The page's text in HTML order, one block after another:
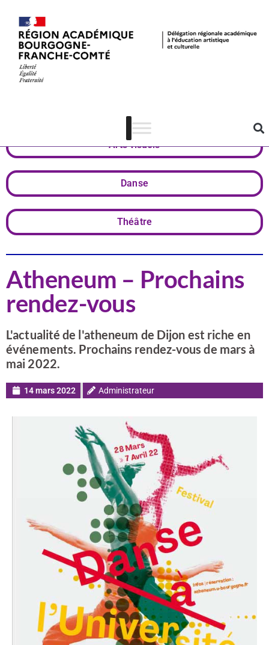
Arts visuels
Danse
Théâtre
Atheneum – Prochains
rendez-vous
L'actualité de l'atheneum de Dijon est riche en
événements. Prochains rendez-vous de mars à
mai 2022.
14 mars 2022 Administrateur